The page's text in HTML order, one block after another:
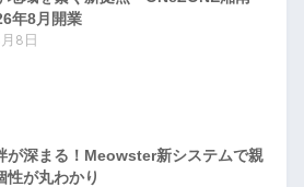
年8月開業
8日
が深まる！Meowster新システムで親
性が丸わかり